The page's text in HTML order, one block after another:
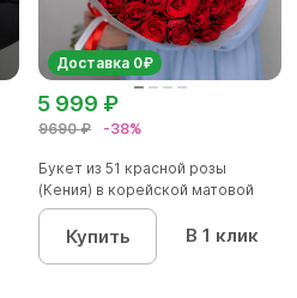
Доставка 0₽
9690 ₽ -38%
5 999 ₽
Букет из 51 красной розы
(Кения) в корейской матовой
уп...
Купить В 1 клик